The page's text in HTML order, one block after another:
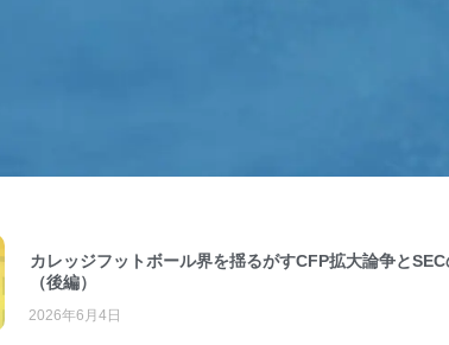
カレッジフットボール界を揺るがすCFP拡大論争と
（後編）
2026年6月4日